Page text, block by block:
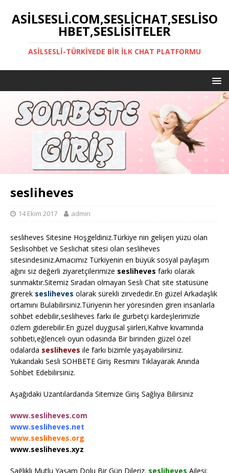
ASILSESLI.COM,SESLICHAT,SESLISO
HBET,SESLISITELER
ASILSESLI-TÜRKIYEDE BIR İLK CHAT PLATFORMU
sesliheves
14 Ekim 2017 admin
sesliheves Sitesine Hoşgeldiniz.Türkiye nin gelişen yüzü olan
Seslisohbet ve Seslichat sitesi olan sesliheves
sitesindesiniz.Amacımız Türkiyenin en büyük sosyal paylaşım
ağını siz değerli ziyaretçilerimize sesliheves farkı olarak
sunmaktır.Sitemiz Sıradan olmayan Sesli Chat site statüsüne
girerek sesliheves olarak sürekli zirvededir.En güzel Arkadaşlık
ortamını Bulabilirsiniz.Türiyenin her yöresinden giren insanlarla
sohbet edebilir,sesliheves farkı ile gurbetçi kardeşlerimizle
özlem giderebilir.En güzel duygusal şiirleri,Kahve kıvamında
sohbeti,eğlenceli oyun odasında Bir birinden güzel özel
odalarda sesliheves ile farkı bizimle yaşayabilirsiniz.
Yukarıdaki Sesli SOHBETE Giriş Resmini Tıklayarak Anında
Sohbet Edebilirsiniz.
Aşağıdaki Uzantılardanda Sitemize Giriş Sağlıya Bilirsiniz
www.sesliheves.com
www.sesliheves.net
www.sesliheves.org
www.sesliheves.xyz
Sağlıklı Mutlu Yaşam Dolu Bir Gün Dileriz. sesliheves Ailesi;